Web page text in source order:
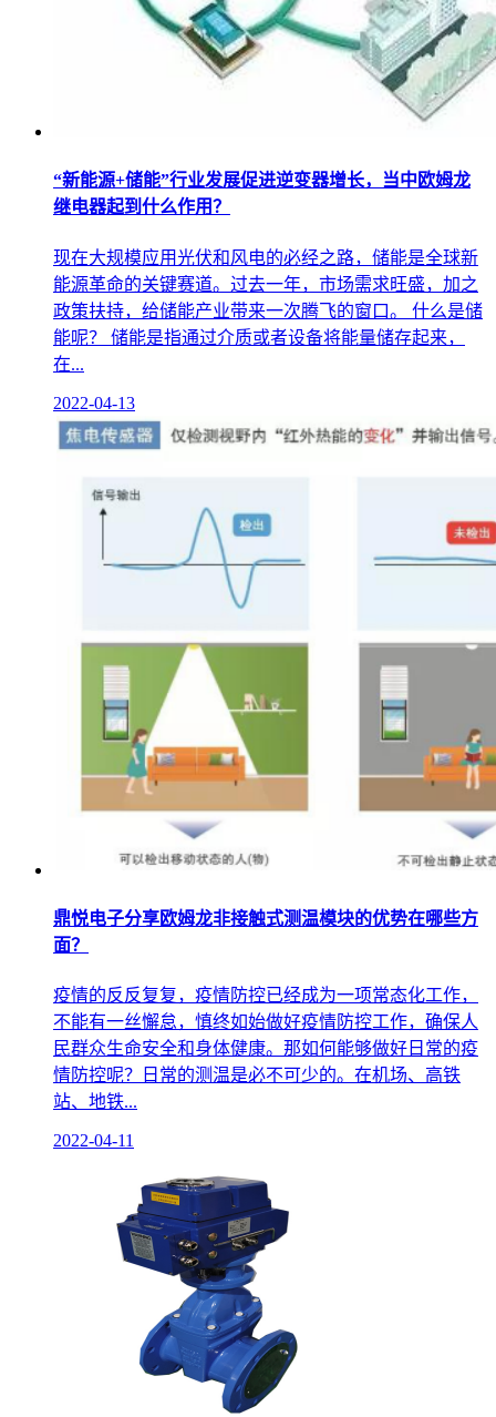
“新能源+储能”行业发展促进逆变器增长，当中欧姆龙
继电器起到什么作用？
现在大规模应用光伏和风电的必经之路，储能是全球新
能源革命的关键赛道。过去一年，市场需求旺盛，加之
政策扶持，给储能产业带来一次腾飞的窗口。 什么是储
能呢？ 储能是指通过介质或者设备将能量储存起来，
在...
2022-04-13
鼎悦电子分享欧姆龙非接触式测温模块的优势在哪些方
面？
疫情的反反复复，疫情防控已经成为一项常态化工作，
不能有一丝懈怠，慎终如始做好疫情防控工作，确保人
民群众生命安全和身体健康。那如何能够做好日常的疫
情防控呢？日常的测温是必不可少的。在机场、高铁
站、地铁...
2022-04-11